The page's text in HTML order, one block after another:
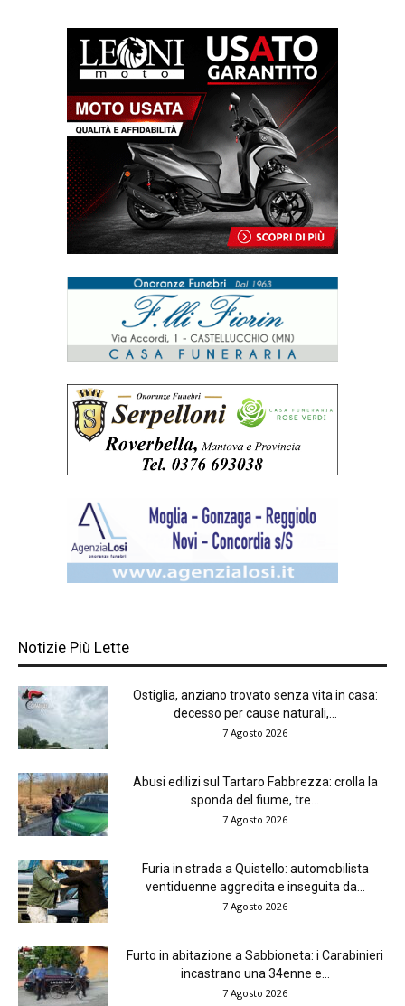
Notizie Più Lette
Ostiglia, anziano trovato senza vita in casa:
decesso per cause naturali,...
7 Agosto 2026
Abusi edilizi sul Tartaro Fabbrezza: crolla la
sponda del fiume, tre...
7 Agosto 2026
Furia in strada a Quistello: automobilista
ventiduenne aggredita e inseguita da...
7 Agosto 2026
Furto in abitazione a Sabbioneta: i Carabinieri
incastrano una 34enne e...
7 Agosto 2026